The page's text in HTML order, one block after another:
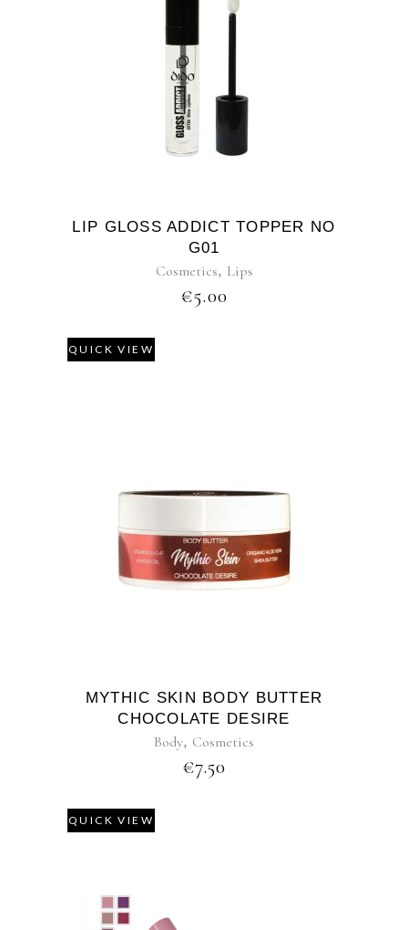
LIP GLOSS ADDICT TOPPER NO
G01
Cosmetics, Lips
€5.00
QUICK VIEW
MYTHIC SKIN BODY BUTTER
CHOCOLATE DESIRE
Body, Cosmetics
€7.50
QUICK VIEW